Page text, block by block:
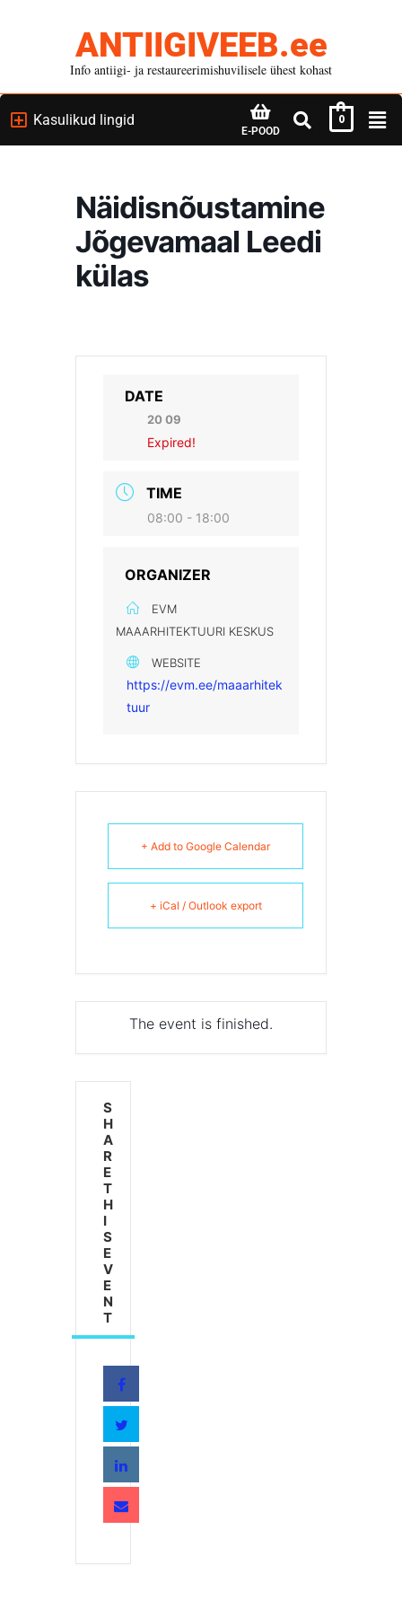
ANTIIGIVEEB.ee
Info antiigi- ja restaureerimishuvilisele ühest kohast
Kasulikud lingid
E-POOD
0
Näidisnõustamine
Jõgevamaal Leedi
külas
DATE
20 09
Expired!
TIME
08:00 - 18:00
ORGANIZER
EVM
MAAARHITEKTUURI KESKUS
WEBSITE
https://evm.ee/maaarhitek
tuur
+ Add to Google Calendar
+ iCal / Outlook export
The event is finished.
S
H
A
R
E
T
H
I
S
E
V
E
N
T